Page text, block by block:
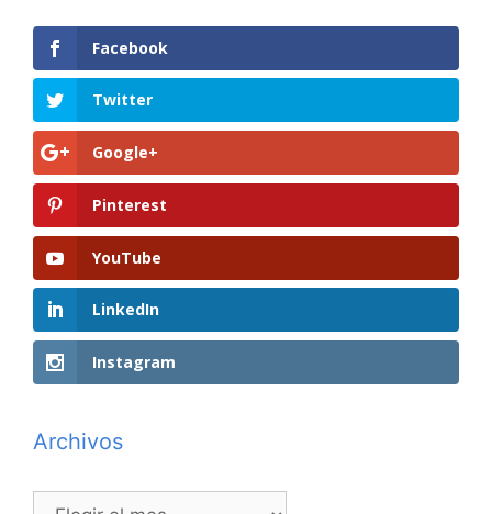
Facebook
Twitter
Google+
Pinterest
YouTube
LinkedIn
Instagram
Archivos
Archivos